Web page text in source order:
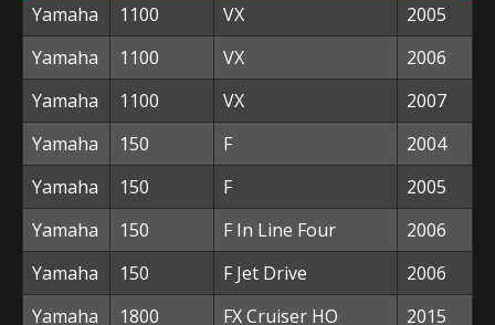
Yamaha
1100 VX
2005
Yamaha
1100 VX
2006
Yamaha
1100 VX
2007
Yamaha
150 F
2004
Yamaha
150 F
2005
Yamaha
150 F In Line Four
2006
Yamaha
150 F Jet Drive
2006
Yamaha
1800 FX Cruiser HO 2015